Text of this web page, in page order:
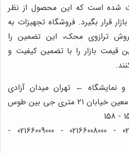
شده است که این محصول از نظر
قرار بگیرد. فروشگاه تجهیزات به
ترازوی محک، این تضمین را
قیمت بازار را با تضمین کیفیت و
نمایشگاه ← تهران میدان آزادی
خیابان آزادی میدان استاد معین خیابان ۲۱ متری جی بین طوس
خط ویژه ← 02166003300 - 02166008000 - 02166009000 -